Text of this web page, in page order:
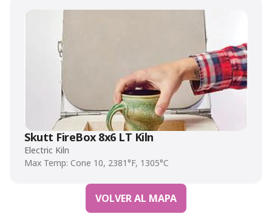
Skutt FireBox 8x6 LT Kiln
Electric Kiln
Max Temp: Cone 10, 2381°F, 1305°C
VOLVER AL MAPA